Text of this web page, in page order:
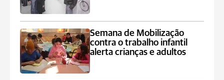
Semana de Mobilização
contra o trabalho infantil
alerta crianças e adultos